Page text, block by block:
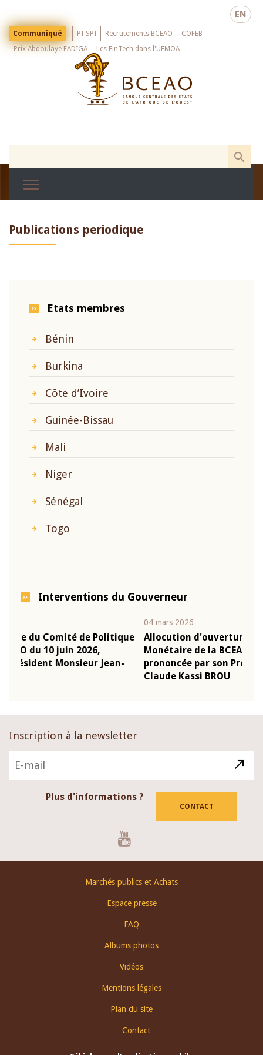
main
EN
Menu
Top
Communiqué PI-SPI Recrutements BCEAO
COFEB
Prix Abdoulaye FADIGA
Les FinTech dans l'UEMOA
Publications periodique
Etats membres
Bénin
Burkina
Côte d’Ivoire
Guinée-Bissau
Mali
Niger
Sénégal
Togo
Interventions du Gouverneur
Allocution d'ouverture du Comité de Politique
Monétaire de la BCEAO du 4 mars 2026,
prononcée par son Président Monsieur Jean-
Inscription à la newsletter
Plus d'informations ?
CONTACT
Marchés publics et Achats
Espace presse
FAQ
Albums photos
Vidéos
Mentions légales
Plan du site
Contact